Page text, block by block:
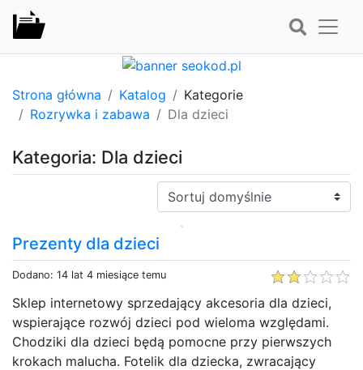
Strona główna Katalog
Kategorie
Rozrywka i zabawa
Dla dzieci
Kategoria: Dla dzieci
Sortuj:
Prezenty dla dzieci
Dodano: 14 lat 4 miesiące temu
Sklep internetowy sprzedający akcesoria dla dzieci,
wspierające rozwój dzieci pod wieloma względami.
Chodziki dla dzieci będą pomocne przy pierwszych
krokach malucha. Fotelik dla dziecka, zwracający